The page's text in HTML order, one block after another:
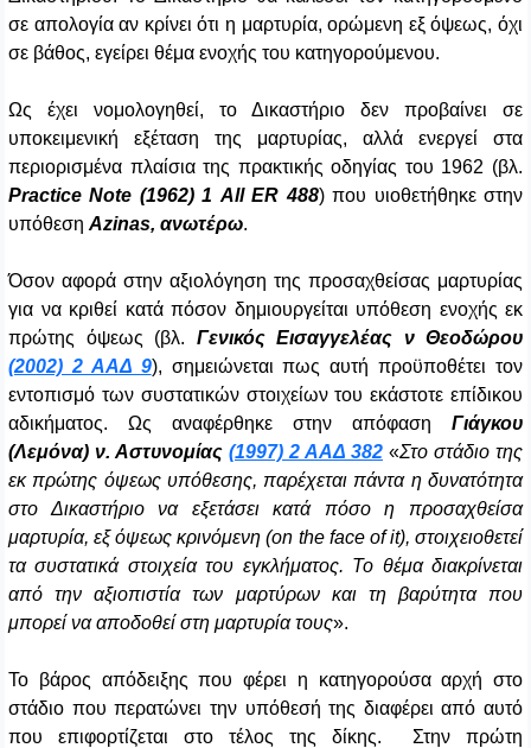
σε απολογία αν κρίνει ότι η μαρτυρία, ορώμενη εξ όψεως, όχι
σε βάθος, εγείρει θέμα ενοχής του κατηγορούμενου.
Ως έχει νομολογηθεί, το Δικαστήριο δεν προβαίνει σε
υποκειμενική εξέταση της μαρτυρίας, αλλά ενεργεί στα
περιορισμένα πλαίσια της πρακτικής οδηγίας του 1962 (βλ.
Practice Note (1962) 1 All ER 488) που υιοθετήθηκε στην
υπόθεση Azinas, ανωτέρω.
Όσον αφορά στην αξιολόγηση της προσαχθείσας μαρτυρίας
για να κριθεί κατά πόσον δημιουργείται υπόθεση ενοχής εκ
πρώτης όψεως (βλ. Γενικός Εισαγγελέας ν Θεοδώρου
(2002) 2 ΑΑΔ 9), σημειώνεται πως αυτή προϋποθέτει τον
εντοπισμό των συστατικών στοιχείων του εκάστοτε επίδικου
αδικήματος. Ως αναφέρθηκε στην απόφαση Γιάγκου
(Λεμόνα) ν. Αστυνομίας (1997) 2 ΑΑΔ 382 «Στο στάδιο της
εκ πρώτης όψεως υπόθεσης, παρέχεται πάντα η δυνατότητα
στο Δικαστήριο να εξετάσει κατά πόσο η προσαχθείσα
μαρτυρία, εξ όψεως κρινόμενη (on the face of it), στοιχειοθετεί
τα συστατικά στοιχεία του εγκλήματος. Το θέμα διακρίνεται
από την αξιοπιστία των μαρτύρων και τη βαρύτητα που
μπορεί να αποδοθεί στη μαρτυρία τους».
Το βάρος απόδειξης που φέρει η κατηγορούσα αρχή στο
στάδιο που περατώνει την υπόθεσή της διαφέρει από αυτό
που επιφορτίζεται στο τέλος της δίκης.
Στην πρώτη